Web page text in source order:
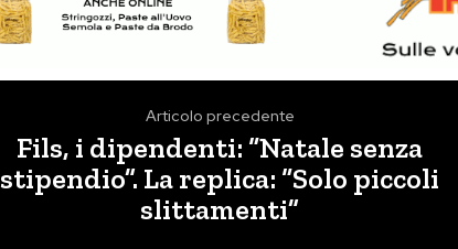
Articolo precedente
Fils, i dipendenti: “Natale senza
stipendio”. La replica: “Solo piccoli
slittamenti”